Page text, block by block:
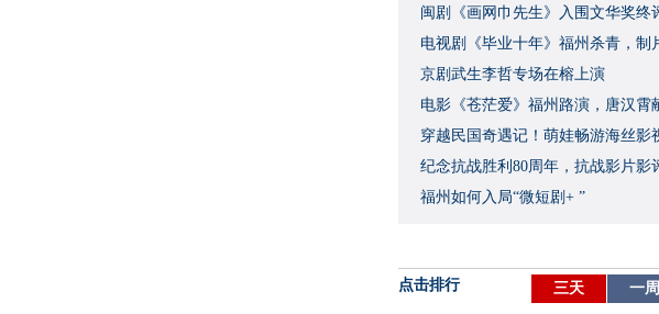
闽剧《画网巾先生》入围文华奖终
电视剧《毕业十年》福州杀青，制
破
京剧武生李哲专场在榕上演
电影《苍茫爱》福州路演，唐汉霄
穿越民国奇遇记！萌娃畅游海丝影
纪念抗战胜利80周年，抗战影片影
福州如何入局“微短剧+ ”
点击排行 三天 一周